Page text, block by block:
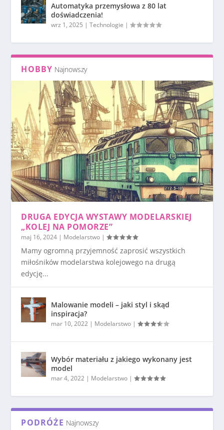
Automatyka przemysłowa z 80 lat
doświadczenia!
wrz 1, 2025 |Technologie |
HOBBY Najnowszy
DRUGA EDYCJA WYSTAWY MODELARSKIEJ
„KOLEJ NA POMORZE”
maj 16, 2024 | Modelarstwo |
Mamy ogromną przyjemność zaprosić wszystkich
miłośników modelarstwa kolejowego na drugą
edycję...
Malowanie modeli – jaki styl i skąd
inspiracja?
mar 10, 2022 | Modelarstwo |
Wybór materiału z jakiego wykonany jest
model
mar 4, 2022 | Modelarstwo |
PODRÓŻE Najnowszy